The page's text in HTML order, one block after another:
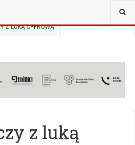
Z LUKĄ CYFROWĄ
z luką